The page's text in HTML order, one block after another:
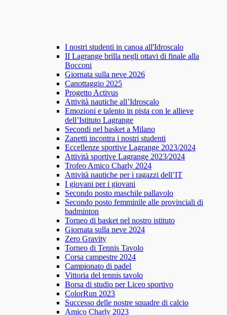
I nostri studenti in canoa all'Idroscalo
II Lagrange brilla negli ottavi di finale alla
Bocconi
Giornata sulla neve 2026
Canottaggio 2025
Progetto Activus
Attività nautiche all’Idroscalo
Emozioni e talento in pista con le allieve
dell’Istituto Lagrange
Secondi nel basket a Milano
Zanetti incontra i nostri studenti
Eccellenze sportive Lagrange 2023/2024
Attività sportive Lagrange 2023/2024
Trofeo Amico Charly 2024
Attività nautiche per i ragazzi dell’IT
I giovani per i giovani
Secondo posto maschile pallavolo
Secondo posto femminile alle provinciali di
badminton
Torneo di basket nel nostro istituto
Giornata sulla neve 2024
Zero Gravity
Torneo di Tennis Tavolo
Corsa campestre 2024
Campionato di padel
Vittoria del tennis tavolo
Borsa di studio per Liceo sportivo
ColorRun 2023
Successo delle nostre squadre di calcio
Amico Charly 2023